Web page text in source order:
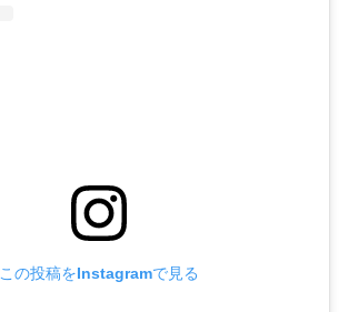
この投稿をInstagramで見る